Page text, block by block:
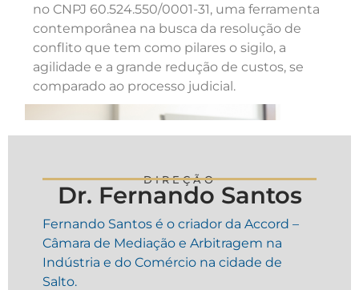
no CNPJ 60.524.550/0001-31, uma ferramenta
contemporânea na busca da resolução de
conflito que tem como pilares o sigilo, a
agilidade e a grande redução de custos, se
comparado ao processo judicial.
DIREÇÃO
Dr. Fernando Santos
Fernando Santos é o criador da Accord –
Câmara de Mediação e Arbitragem na
Indústria e do Comércio na cidade de
Salto.